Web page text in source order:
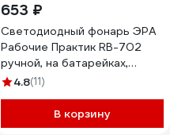
653 ₽
Светодиодный фонарь ЭРА
Рабочие Практик RB-702
ручной, на батарейках,
алюминиевый, магнит,
4.8(11)
В корзину